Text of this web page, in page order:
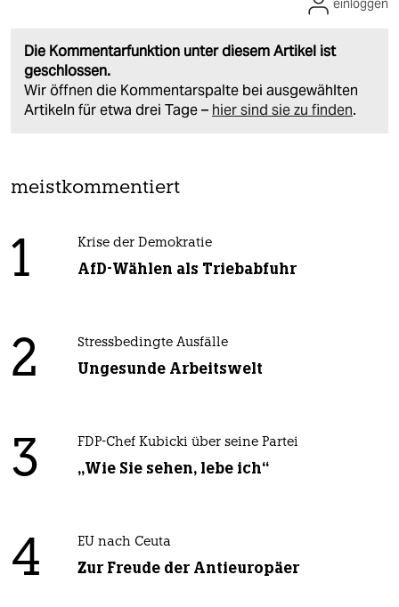
Die Kommentarfunktion unter diesem Artikel ist
geschlossen.
Wir öffnen die Kommentarspalte bei ausgewählten
Artikeln für etwa drei Tage – hier sind sie zu finden.
einloggen
meistkommentiert
1 Krise der Demokratie
AfD-Wählen als Triebabfuhr
2 Stressbedingte Ausfälle
Ungesunde Arbeitswelt
3 FDP-Chef Kubicki über seine Partei
„Wie Sie sehen, lebe ich“
4 EU nach Ceuta
Zur Freude der Antieuropäer